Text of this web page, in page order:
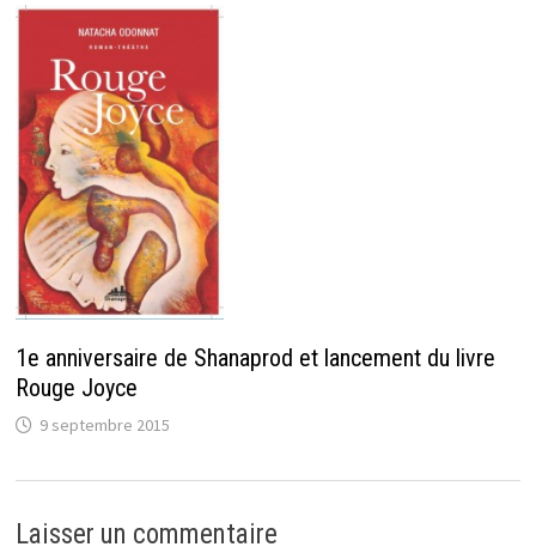
1e anniversaire de Shanaprod et lancement du livre
Rouge Joyce
9 septembre 2015
Laisser un commentaire